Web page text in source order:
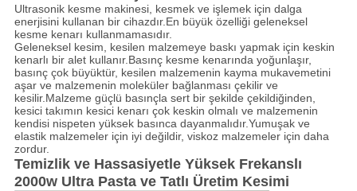
Ultrasonik kesme makinesi, kesmek ve işlemek için dalga
enerjisini kullanan bir cihazdır.En büyük özelliği geleneksel
kesme kenarı kullanmamasıdır.
Geleneksel kesim, kesilen malzemeye baskı yapmak için keskin
kenarlı bir alet kullanır.Basınç kesme kenarında yoğunlaşır,
basınç çok büyüktür, kesilen malzemenin kayma mukavemetini
aşar ve malzemenin moleküler bağlanması çekilir ve
kesilir.Malzeme güçlü basınçla sert bir şekilde çekildiğinden,
kesici takımın kesici kenarı çok keskin olmalı ve malzemenin
kendisi nispeten yüksek basınca dayanmalıdır.Yumuşak ve
elastik malzemeler için iyi değildir, viskoz malzemeler için daha
zordur.
Temizlik ve Hassasiyetle Yüksek Frekanslı
2000w Ultra Pasta ve Tatlı Üretim Kesimi